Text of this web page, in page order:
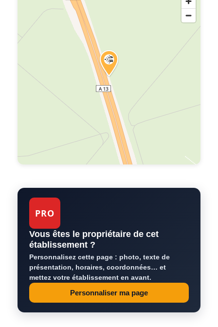
PRO
Vous êtes le propriétaire de cet
établissement ?
Personnalisez cette page : photo, texte de
présentation, horaires, coordonnées… et
mettez votre établissement en avant.
Personnaliser ma page